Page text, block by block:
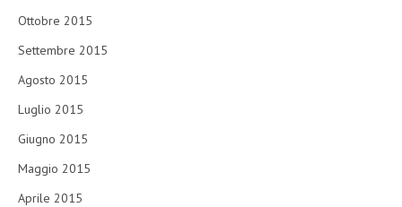
Ottobre 2015
Settembre 2015
Agosto 2015
Luglio 2015
Giugno 2015
Maggio 2015
Aprile 2015